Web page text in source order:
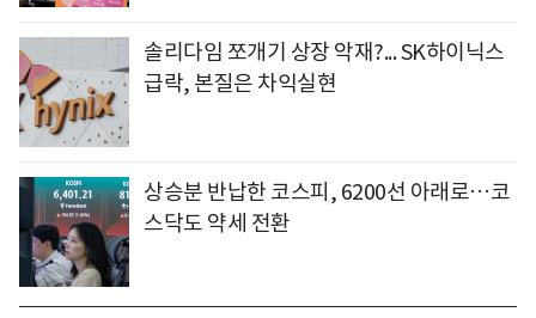
솔리다임 쪼개기 상장 악재?... SK하이닉스
급락, 본질은 차익실현
상승분 반납한 코스피, 6200선 아래로…코
스닥도 약세 전환